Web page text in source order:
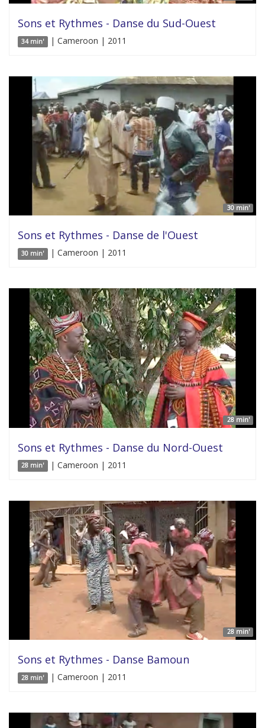
Sons et Rythmes - Danse du Sud-Ouest
34 min' | Cameroon | 2011
30 min'
Sons et Rythmes - Danse de l'Ouest
30 min' | Cameroon | 2011
28 min'
Sons et Rythmes - Danse du Nord-Ouest
28 min' | Cameroon | 2011
28 min'
Sons et Rythmes - Danse Bamoun
28 min' | Cameroon | 2011